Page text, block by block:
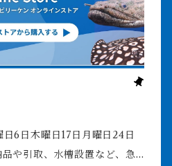
6日木曜日17日月曜日24日
や引取、水槽設置など、急